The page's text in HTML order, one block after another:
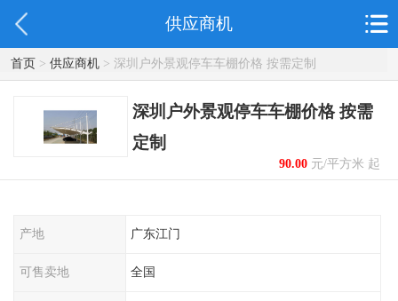
供应商机
首页> 供应商机> 深圳户外景观停车车棚价格 按需定制
深圳户外景观停车车棚价格 按需
定制
90.00元/平方米 起
产地 广东江门
可售卖地 全国